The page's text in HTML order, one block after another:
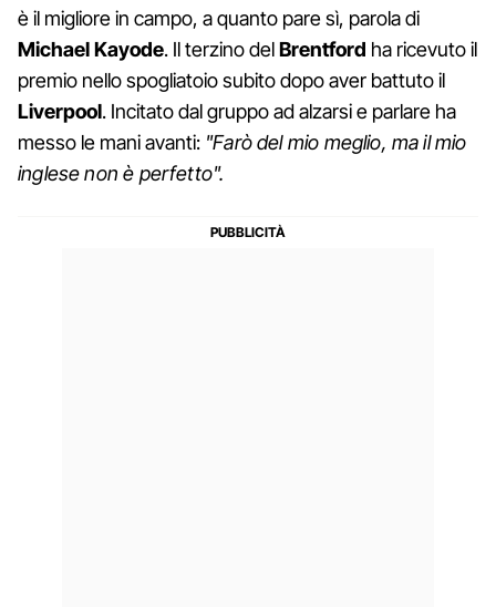
è il migliore in campo, a quanto pare sì, parola di
Michael Kayode. Il terzino delBrentford ha ricevuto il
premio nello spogliatoio subito dopo aver battuto il
Liverpool. Incitato dal gruppo ad alzarsi e parlare ha
messo le mani avanti: "Farò del mio meglio, ma il mio
inglese non è perfetto".